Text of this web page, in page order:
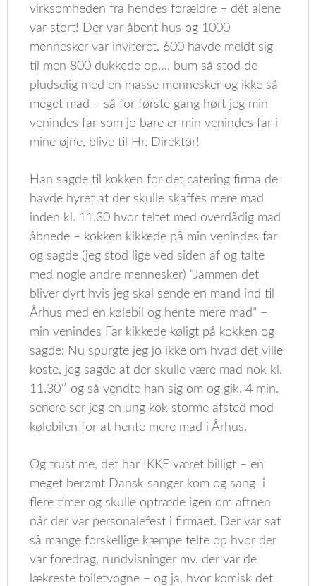
virksomheden fra hendes forældre – dét alene
var stort! Der var åbent hus og 1000
mennesker var inviteret, 600 havde meldt sig
til men 800 dukkede op…. bum så stod de
pludselig med en masse mennesker og ikke så
meget mad – så for første gang hørt jeg min
venindes far som jo bare er min venindes far i
mine øjne, blive til Hr. Direktør!
Han sagde til kokken for det catering firma de
havde hyret at der skulle skaffes mere mad
inden kl. 11.30 hvor teltet med overdådig mad
åbnede – kokken kikkede på min venindes far
og sagde (jeg stod lige ved siden af og talte
med nogle andre mennesker) “Jammen det
bliver dyrt hvis jeg skal sende en mand ind til
Århus med en kølebil og hente mere mad” –
min venindes Far kikkede køligt på kokken og
sagde: Nu spurgte jeg jo ikke om hvad det ville
koste, jeg sagde at der skulle være mad nok kl.
11.30″ og så vendte han sig om og gik. 4 min.
senere ser jeg en ung kok storme afsted mod
kølebilen for at hente mere mad i Århus.
Og trust me, det har IKKE været billigt – en
meget berømt Dansk sanger kom og sang i
flere timer og skulle optræde igen om aftnen
når der var personalefest i firmaet. Der var sat
så mange forskellige kæmpe telte op hvor der
var foredrag, rundvisninger mv. der var de
lækreste toiletvogne – og ja, hvor komisk det